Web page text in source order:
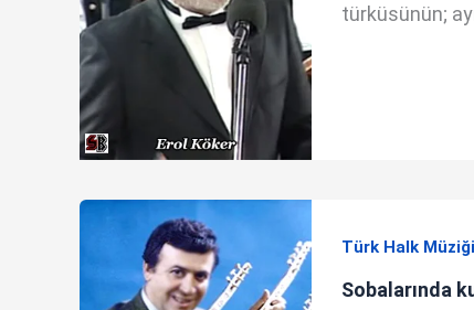
türküsünün;
Türk Halk
Sobalarında